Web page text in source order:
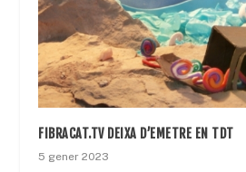
FIBRACAT.TV DEIXA D’EMETRE EN TDT
5 gener 2023